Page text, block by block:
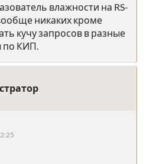
влажности на RS-
никаких кроме
кучу запросов в разные
КИП.